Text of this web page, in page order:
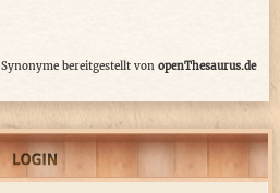
Synonyme bereitgestellt von openThesaurus.de